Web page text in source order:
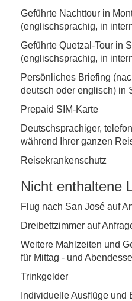
Geführte Nachttour in
(englischsprachig, in
Geführte Quetzal-Tour in
(englischsprachig, in
Persönliches Briefing
deutsch oder englisch) in
Prepaid SIM-Karte
Deutschsprachiger,
während Ihrer ganzen
Reisekrankenschutz
Nicht enthaltene
Flug nach San José auf
Dreibettzimmer auf
Weitere Mahlzeiten und
für Mittag - und
Trinkgelder
Individuelle Ausflüge